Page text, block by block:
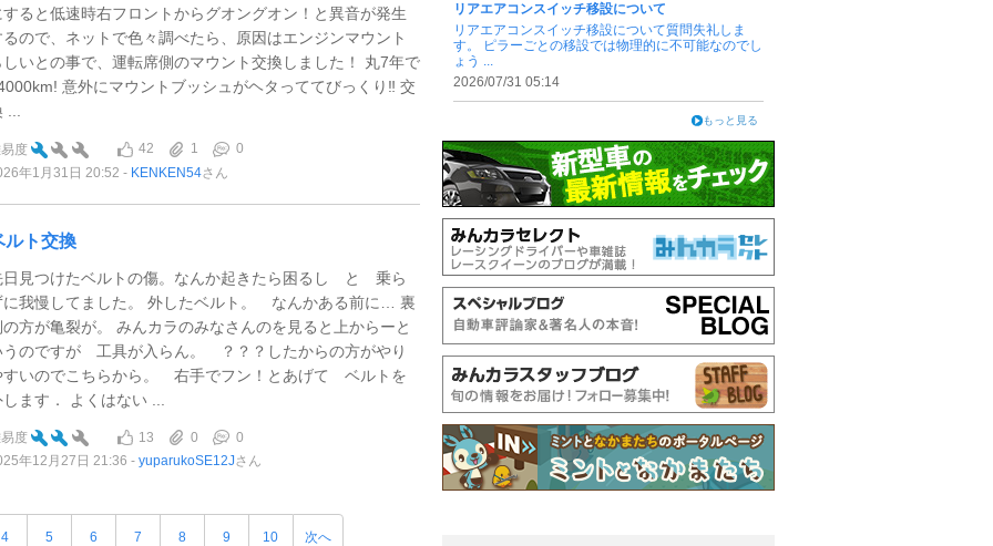
すると低速時右フロントからグオングオン！と異音が発生
るので、ネットで色々調べたら、原因はエンジンマウント
しいとの事で、運転席側のマウント交換しました！ 丸7年で
意外にマウントブッシュがヘタっててびっくり‼️ 交
...
度 42 1
0
年1月31日 20:52
KENKEN54さん
ルト交換
日見つけたベルトの傷。なんか起きたら困るし と 乗ら
に我慢してました。 外したベルト。 なんかある前に… 裏
の方が亀裂が。 みんカラのみなさんのを見ると上からーと
うのですが 工具が入らん。 ？？？したからの方がやり
すいのでこちらから。 右手でフン！とあげて ベルトを
ます． よくはない ...
度 13 0
0
年12月27日 21:36
yuparukoSE12Jさん
4 5 6 7 8 9 10 次へ
リアエアコンスイッチ移設について
リアエアコンスイッチ移設について質問失礼しま
す。 ピラーごとの移設では物理的に不可能なのでし
ょう ...
2026/07/31 05:14
もっと見る